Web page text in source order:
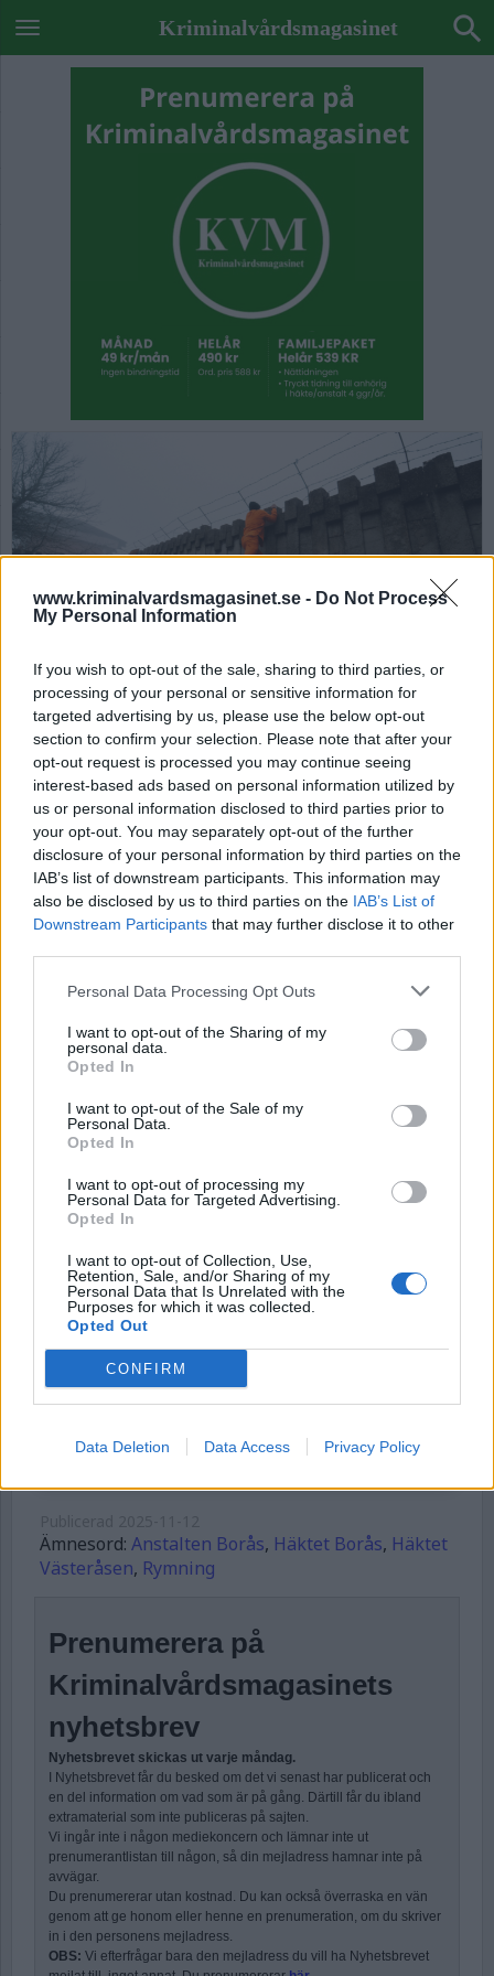
www.kriminalvardsmagasinet.se - Do Not Process
My Personal Information
If you wish to opt-out of the sale, sharing to third parties, or
processing of your personal or sensitive information for
targeted advertising by us, please use the below opt-out
section to confirm your selection. Please note that after your
opt-out request is processed you may continue seeing
interest-based ads based on personal information utilized by
us or personal information disclosed to third parties prior to
your opt-out. You may separately opt-out of the further
disclosure of your personal information by third parties on the
IAB’s list of downstream participants. This information may
also be disclosed by us to third parties on the IAB’s List of
Downstream Participants that may further disclose it to other
Personal Data Processing Opt Outs
I want to opt-out of the Sharing of my
personal data.
Opted In
I want to opt-out of the Sale of my
Personal Data.
Opted In
I want to opt-out of processing my
Personal Data for Targeted Advertising.
Opted In
I want to opt-out of Collection, Use,
Retention, Sale, and/or Sharing of my
Personal Data that Is Unrelated with the
Purposes for which it was collected.
Opted Out
CONFIRM
Data Deletion Data Access Privacy Policy
Kriminalvårdsmagasinet
Rymningsrapport:
Anstalten hade inte
telefonnummer till
polisen
Av Rahma Khalifa 2025-11-12
Två gängkriminella män rymde i september
från häktet Västeråsen, beläget inom
kraftigt i Kriminalvårdens egen utredning,
bland annat hade vakthavande befäl inte
tillgång till polisens telefonnummer.
Börja prenumerera för att läsa detta innehåll.
Username or E-mail
Password
Remember Me
Forgot Password
Ämnesord: Anstalten Borås, Häktet Borås, Häktet
Västeråsen, Rymning
Prenumerera på
Kriminalvårdsmagasinets
nyhetsbrev
Nyhetsbrevet skickas ut varje måndag.
I Nyhetsbrevet får du besked om det vi senast har publicerat och
en del information om vad som är på gång. Därtill får du ibland
extramaterial som inte publiceras på sajten.
Vi ingår inte i någon mediekoncern och lämnar inte ut
prenumerantlistan till någon, så din mejladress hamnar inte på
avvägar.
Du prenumererar utan kostnad. Du kan också överraska en vän
genom att ge honom eller henne en prenumeration, om du skriver
in i den personens mejladress.
OBS: Vi efterfrågar bara den mejladress du vill ha Nyhetsbrevet